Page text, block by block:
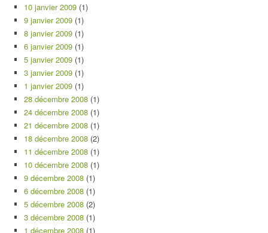
10 janvier 2009 (1)
9 janvier 2009 (1)
8 janvier 2009 (1)
6 janvier 2009 (1)
5 janvier 2009 (1)
3 janvier 2009 (1)
1 janvier 2009 (1)
28 décembre 2008 (1)
24 décembre 2008 (1)
21 décembre 2008 (1)
18 décembre 2008 (2)
11 décembre 2008 (1)
10 décembre 2008 (1)
9 décembre 2008 (1)
6 décembre 2008 (1)
5 décembre 2008 (2)
3 décembre 2008 (1)
1 décembre 2008 (1)